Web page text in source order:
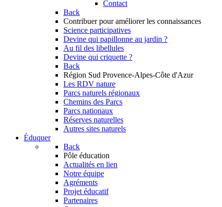
Contact
Back
Contribuer pour améliorer les connaissances
Science participatives
Devine qui papillonne au jardin ?
Au fil des libellules
Devine qui criquette ?
Back
Région Sud Provence-Alpes-Côte d'Azur
Les RDV nature
Parcs naturels régionaux
Chemins des Parcs
Parcs nationaux
Réserves naturelles
Autres sites naturels
Éduquer
Back
Pôle éducation
Actualités en lien
Notre équipe
Agréments
Projet éducatif
Partenaires